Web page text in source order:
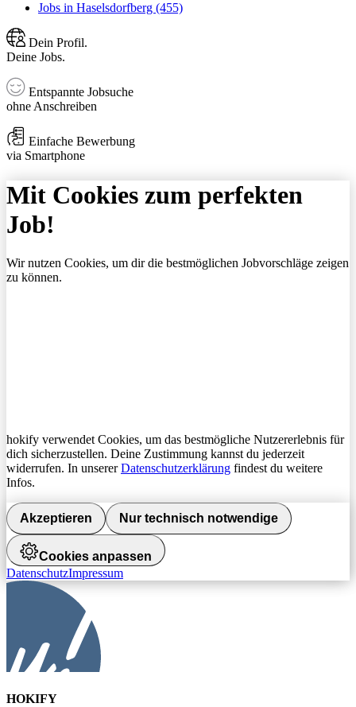
Jobs in Haselsdorfberg (455)
Dein Profil.
Deine Jobs.
Entspannte Jobsuche
ohne Anschreiben
Einfache Bewerbung
via Smartphone
Mit Cookies zum perfekten
Job!
Wir nutzen Cookies, um dir die bestmöglichen Jobvorschläge zeigen
zu können.
hokify verwendet Cookies, um das bestmögliche Nutzererlebnis für
dich sicherzustellen. Deine Zustimmung kannst du jederzeit
widerrufen. In unsererDatenschutzerklärung findest du weitere
Infos.
Akzeptieren Nur technisch notwendige
Cookies anpassen
DatenschutzImpressum
HOKIFY